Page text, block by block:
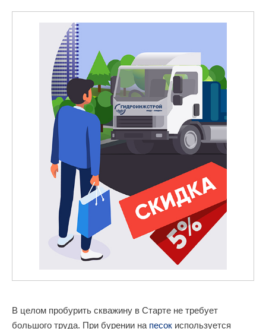
В целом пробурить скважину в Старте не требует
большого труда. При бурении на песок используется